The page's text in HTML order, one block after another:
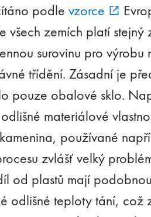
podle vzorce
všech zemích platí
surovinu pro výrobu
třídění. Zásadní je
pouze obalové sklo.
materiálové
používané
zvlášť velký
od plastů mají
odlišné teploty tání, což